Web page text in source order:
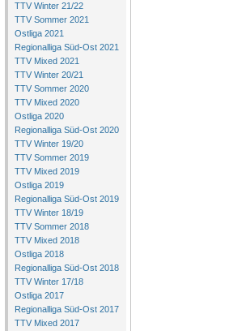
TTV Winter 21/22
TTV Sommer 2021
Ostliga 2021
Regionalliga Süd-Ost 2021
TTV Mixed 2021
TTV Winter 20/21
TTV Sommer 2020
TTV Mixed 2020
Ostliga 2020
Regionalliga Süd-Ost 2020
TTV Winter 19/20
TTV Sommer 2019
TTV Mixed 2019
Ostliga 2019
Regionalliga Süd-Ost 2019
TTV Winter 18/19
TTV Sommer 2018
TTV Mixed 2018
Ostliga 2018
Regionalliga Süd-Ost 2018
TTV Winter 17/18
Ostliga 2017
Regionalliga Süd-Ost 2017
TTV Mixed 2017